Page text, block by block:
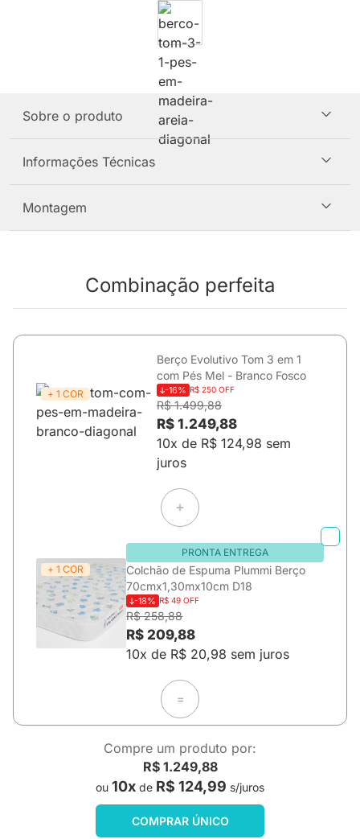
Sobre o produto
Informações Técnicas
Montagem
Combinação perfeita
+ 1 COR
Berço Evolutivo Tom 3 em 1
com Pés Mel - Branco Fosco
-16% R$ 250 OFF
R$ 1.499,88
R$ 1.249,88
10x de R$ 124,98 sem
juros
+ 1 COR
PRONTA ENTREGA
Colchão de Espuma Plummi Berço
70cmx1,30mx10cm D18
-18% R$ 49 OFF
R$ 258,88
R$ 209,88
10x de R$ 20,98 sem juros
=
Compre um produto por:
R$ 1.249,88
ou 10x de R$ 124,99 s/juros
COMPRAR ÚNICO